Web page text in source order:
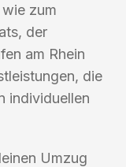
zum
der
am Rhein
die
individuellen
Umzug